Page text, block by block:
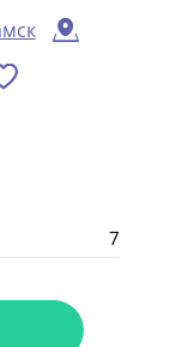
7